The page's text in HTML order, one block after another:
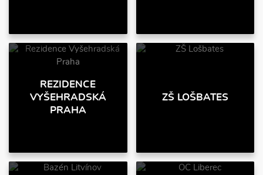
REZIDENCE
VYŠEHRADSKÁ
PRAHA
ZŠ LOŠBATES